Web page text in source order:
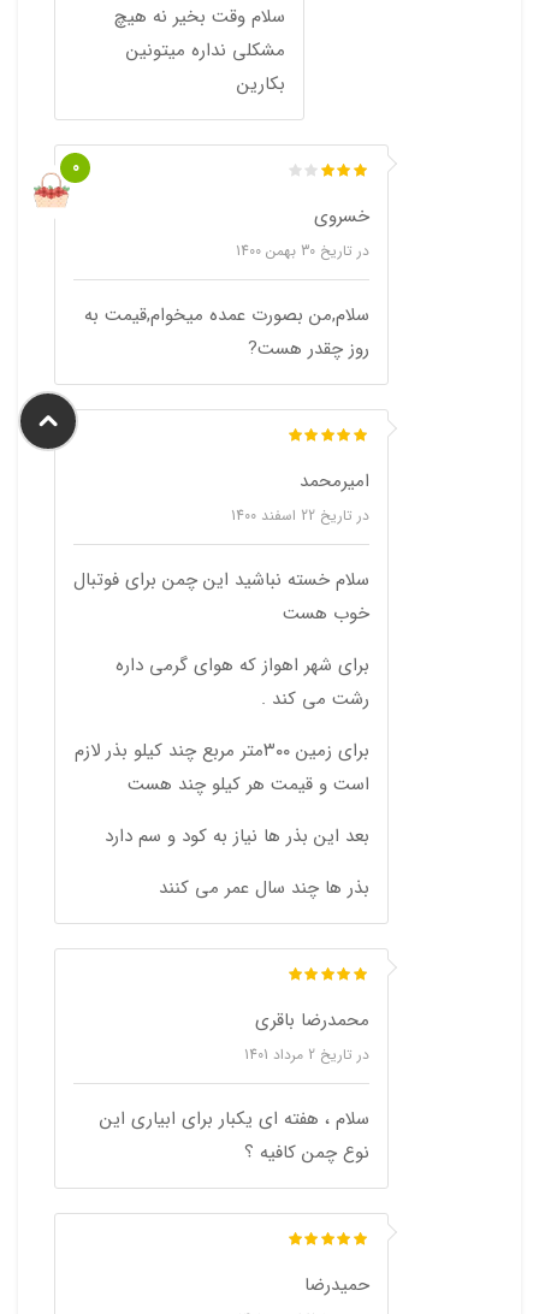
سلام وقت بخیر نه هیچ
مشکلی نداره میتونین
بکارین
خسروی
در تاریخ 30 بهمن 1400
سلام,من بصورت عمده میخوام,قیمت به
روز چقدر هست?
امیرمحمد
در تاریخ 22 اسفند 1400
سلام خسته نباشید این چمن برای فوتبال
خوب هست
برای شهر اهواز که هوای گرمی داره
رشت می کند .
برای زمین ۳۰۰متر مربع چند کیلو بذر لازم
است و قیمت هر کیلو چند هست
بعد این بذر ها نیاز به کود و سم دارد
بذر ها چند سال عمر می کنند
محمدرضا باقری
در تاریخ 2 مرداد 1401
سلام ، هفته ای یکبار برای ابیاری این
نوع چمن کافیه ؟
حمیدرضا
0